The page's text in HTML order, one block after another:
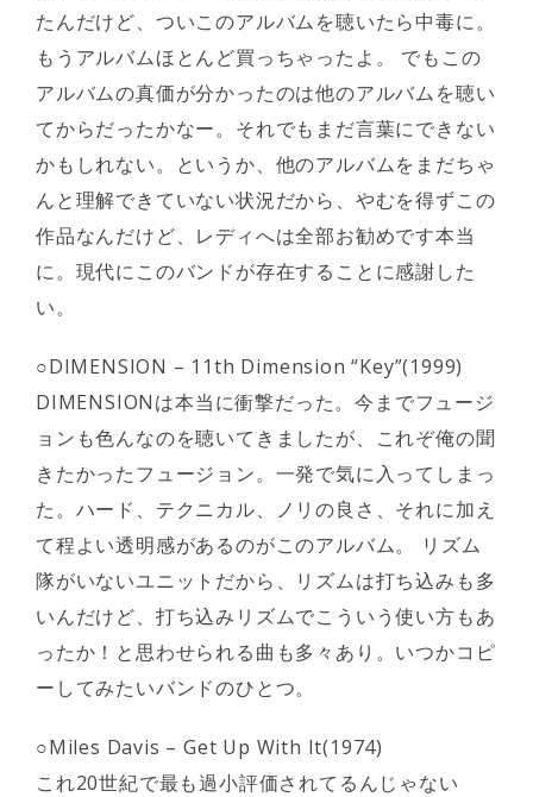
たんだけど、ついこのアルバムを聴いたら中毒に。
もうアルバムほとんど買っちゃったよ。 でもこの
アルバムの真価が分かったのは他のアルバムを聴い
てからだったかなー。それでもまだ言葉にできない
かもしれない。というか、他のアルバムをまだちゃ
んと理解できていない状況だから、やむを得ずこの
作品なんだけど、レディへは全部お勧めです本当
に。現代にこのバンドが存在することに感謝した
い。
○DIMENSION – 11th Dimension “Key”(1999)
DIMENSIONは本当に衝撃だった。今までフュージ
ョンも色んなのを聴いてきましたが、これぞ俺の聞
きたかったフュージョン。一発で気に入ってしまっ
た。ハード、テクニカル、ノリの良さ、それに加え
て程よい透明感があるのがこのアルバム。 リズム
隊がいないユニットだから、リズムは打ち込みも多
いんだけど、打ち込みリズムでこういう使い方もあ
ったか！と思わせられる曲も多々あり。いつかコピ
ーしてみたいバンドのひとつ。
○Miles Davis – Get Up With It(1974)
これ20世紀で最も過小評価されてるんじゃない